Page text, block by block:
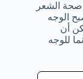
صحة الشعر
الوجه
أن
للوجه